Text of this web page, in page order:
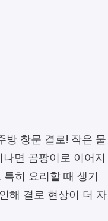
방 창문 결로! 작은 물
면 곰팡이로 이어지
히 요리할 때 생기
해 결로 현상이 더 자